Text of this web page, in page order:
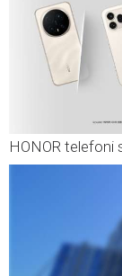
HONOR telefoni